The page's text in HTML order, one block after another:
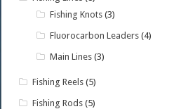
Fishing Knots (3)
Fluorocarbon Leaders (4)
Main Lines (3)
Fishing Reels (5)
Fishing Rods (5)